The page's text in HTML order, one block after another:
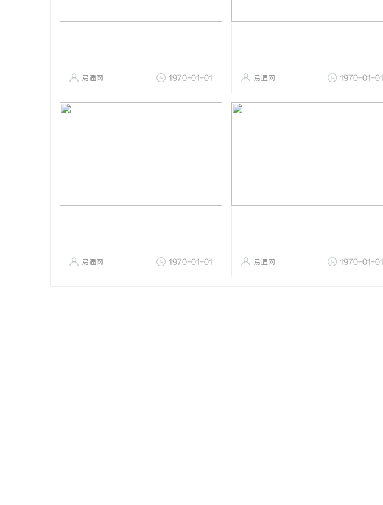
易通网 1970-01-01 易通网 1970-01-01
易通网 1970-01-01 易通网 1970-01-01